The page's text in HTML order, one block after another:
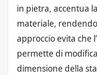
in pietra, accentua
materiale,
approccio evita che
permette di
dimensione della